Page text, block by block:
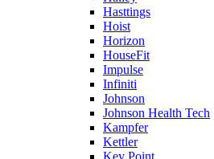
Hasttings
Hoist
Horizon
HouseFit
Impulse
Infiniti
Johnson
Johnson Health Tech
Kampfer
Kettler
Key Point